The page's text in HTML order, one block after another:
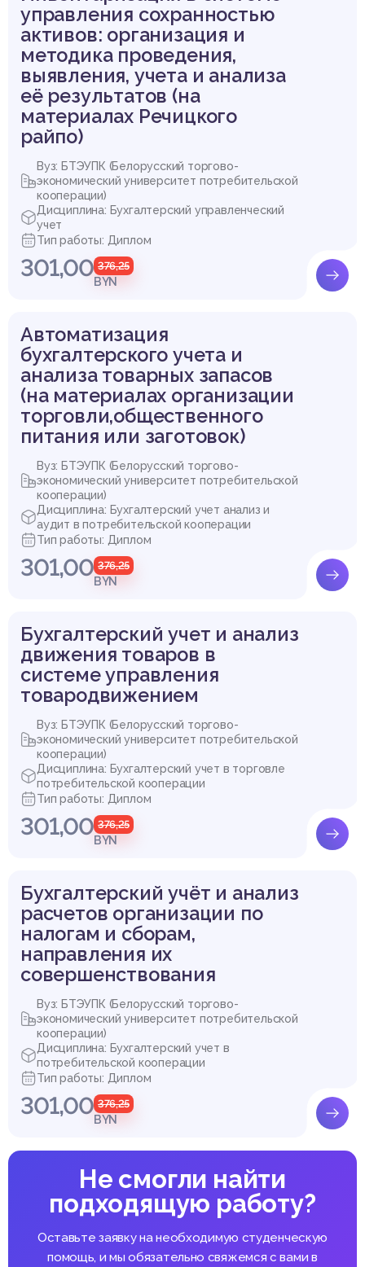
управления сохранностью
активов: организация и
методика проведения,
выявления, учета и анализа
её результатов (на
материалах Речицкого
райпо)
Вуз: БТЭУПК (Белорусский торгово-
экономический университет потребительской
кооперации)
Дисциплина: Бухгалтерский управленческий
учет
Тип работы: Диплом
301,00 376,25
BYN
Автоматизация
бухгалтерского учета и
анализа товарных запасов
(на материалах организации
торговли,общественного
питания или заготовок)
Вуз: БТЭУПК (Белорусский торгово-
экономический университет потребительской
кооперации)
Дисциплина: Бухгалтерский учет анализ и
аудит в потребительской кооперации
Тип работы: Диплом
301,00 376,25
BYN
Бухгалтерский учет и анализ
движения товаров в
системе управления
товародвижением
Вуз: БТЭУПК (Белорусский торгово-
экономический университет потребительской
кооперации)
Дисциплина: Бухгалтерский учет в торговле
потребительской кооперации
Тип работы: Диплом
301,00 376,25
BYN
Бухгалтерский учёт и анализ
расчетов организации по
налогам и сборам,
направления их
совершенствования
Вуз: БТЭУПК (Белорусский торгово-
экономический университет потребительской
кооперации)
Дисциплина: Бухгалтерский учет в
потребительской кооперации
Тип работы: Диплом
301,00 376,25
BYN
Не смогли найти
подходящую работу?
Оставьте заявку на необходимую студенческую
помощь, и мы обязательно свяжемся с вами в